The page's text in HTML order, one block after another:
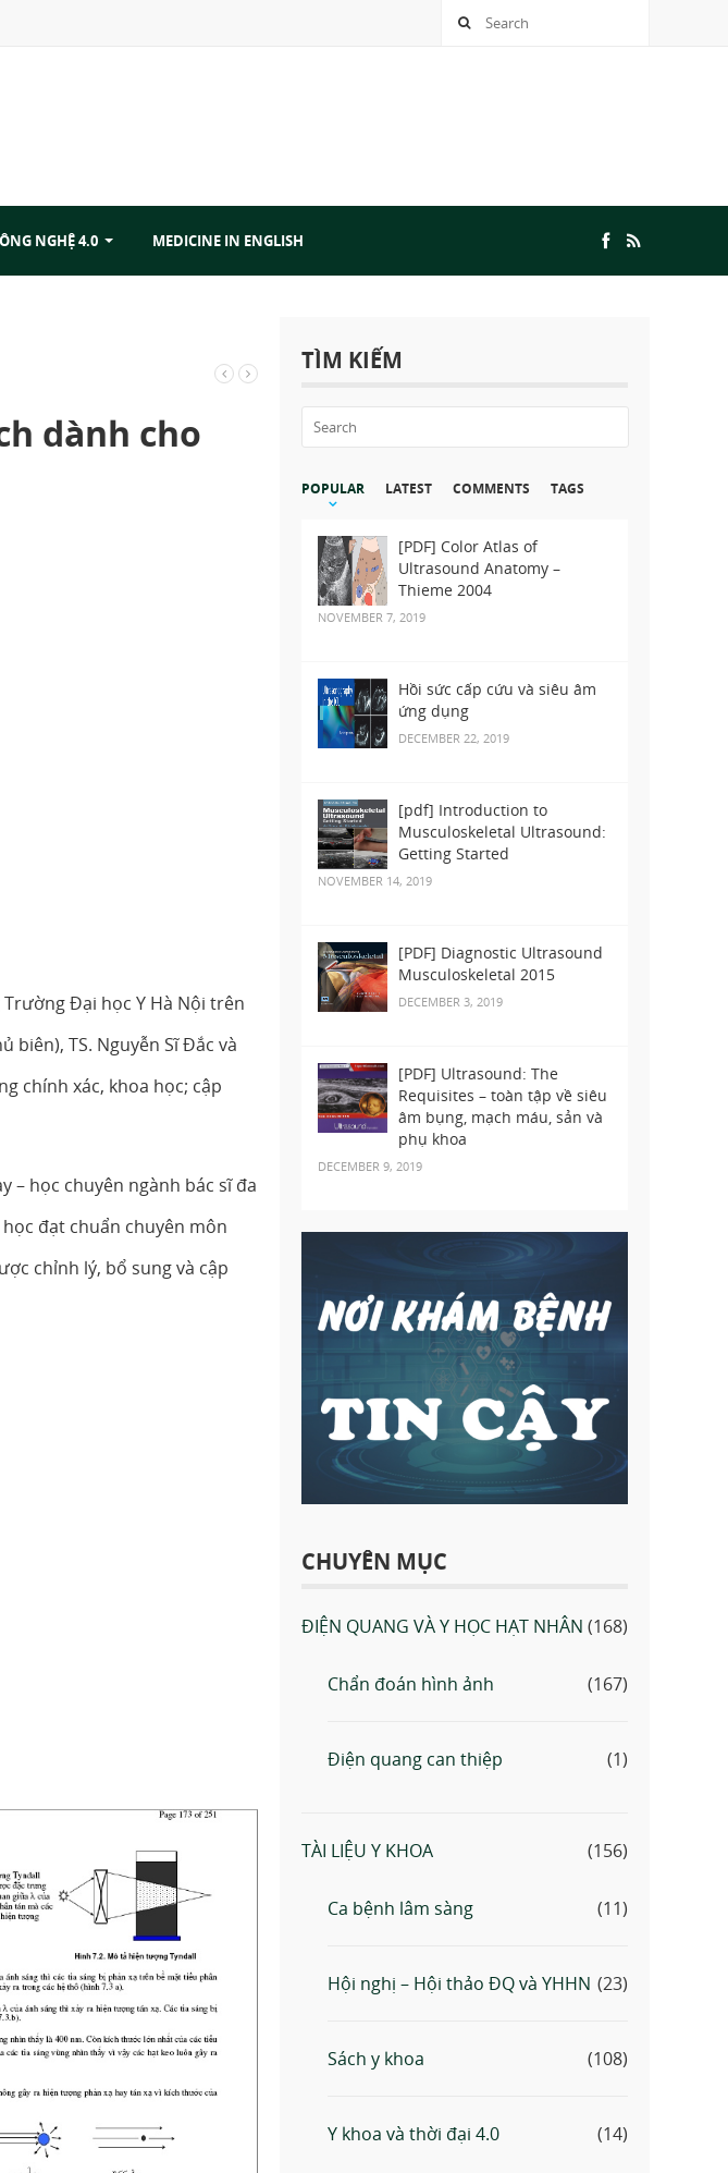
NGHỆ 4.0 MEDICINE IN ENGLISH
dành cho
Đại học Y Hà Nội trên
biên), TS. Nguyễn Sĩ Đắc và
chính xác, khoa học; cập
– học chuyên ngành bác sĩ đa
đạt chuẩn chuyên môn
chỉnh lý, bổ sung và cập
TÌM KIẾM
POPULAR LATEST COMMENTS TAGS
[PDF] Color Atlas of
Ultrasound Anatomy –
Thieme 2004
NOVEMBER 7, 2019
Hồi sức cấp cứu và siêu âm
ứng dụng
DECEMBER 22, 2019
[pdf] Introduction to
Musculoskeletal Ultrasound:
Getting Started
NOVEMBER 14, 2019
[PDF] Diagnostic Ultrasound
Musculoskeletal 2015
DECEMBER 3, 2019
[PDF] Ultrasound: The
Requisites – toàn tập về siêu
âm bụng, mạch máu, sản và
phụ khoa
DECEMBER 9, 2019
CHUYÊN MỤC
ĐIỆN QUANG VÀ Y HỌC HẠT NHÂN (168)
Chẩn đoán hình ảnh (167)
Điện quang can thiệp (1)
TÀI LIỆU Y KHOA (156)
Ca bệnh lâm sàng (11)
Hội nghị – Hội thảo ĐQ và YHHN (23)
Sách y khoa (108)
Y khoa và thời đại 4.0 (14)